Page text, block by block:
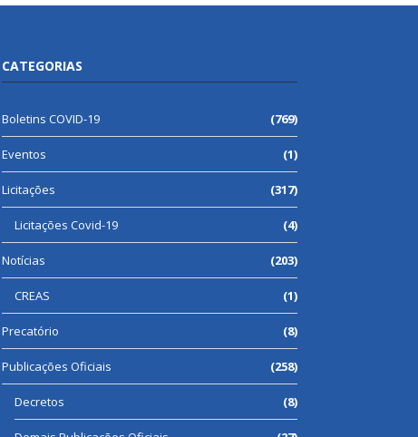
CATEGORIAS
Boletins COVID-19 (769)
Eventos (1)
Licitações (317)
Licitações Covid-19 (4)
Notícias (203)
CREAS (1)
Precatório (8)
Publicações Oficiais (258)
Decretos (8)